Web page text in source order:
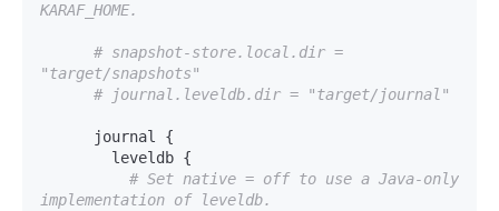
KARAF_HOME.
# snapshot-store.local.dir =
"target/snapshots"
# journal.leveldb.dir = "target/journal"
# Set native = off to use a Java-only
implementation of leveldb.